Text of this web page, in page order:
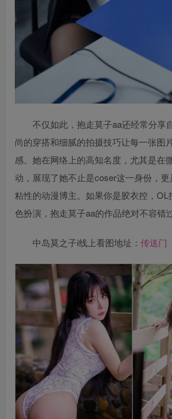
不仅如此，抱走莫子aa还经常分享
尚的穿搭和细腻的拍摄技巧让每一张图
感。她在网络上的高知名度，尤其是在
动，展现了她不止是coser这一身份，
粘性的动漫博主。如果你是胶衣控，OL
色扮演，抱走莫子aa的作品绝对不容错
中岛莫之子i线上看图地址： 传送门